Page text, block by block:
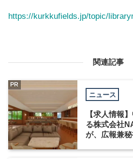
https://kurkkufields.jp/topic/
関連記事
ニュース
【求人情報
る株式会社
が、広報兼
PR